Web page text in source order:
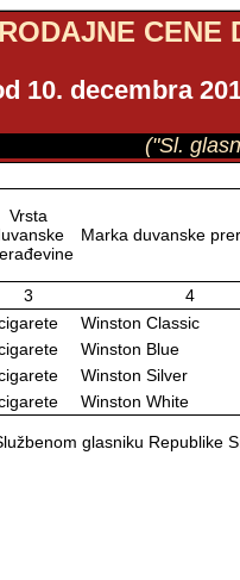
CENE
10. decembra
("Sl.
Vrsta
Marka duvanske
3
4
Winston Classic
Winston Blue
Winston Silver
Winston White
glasniku Republike